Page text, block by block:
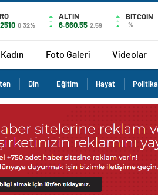
0.32%
ALTIN
6.660,55 2,59
BITCOIN
%
Kadın Foto Galeri Videolar
Din Eğitim Hayat Politika